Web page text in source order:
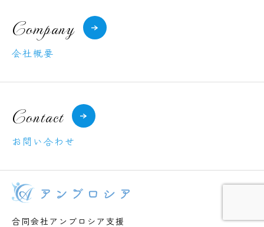
Company
会社概要
Contact
お問い合わせ
合同会社アンブロシア支援